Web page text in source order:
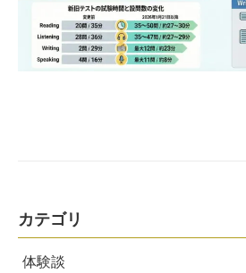
カテゴリ
体験談